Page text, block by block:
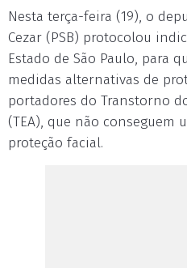
Nesta terça-feira (19), o
Cezar (PSB) protocolou
Estado de São Paulo, para
medidas alternativas de
portadores do Transtorno
(TEA), que não conseguem
proteção facial.